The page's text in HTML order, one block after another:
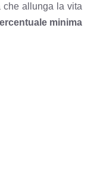
che allunga la vita
minima